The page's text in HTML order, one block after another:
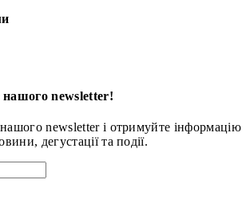
нашого newsletter!
newsletter і отримуйте інформацію
дегустації та події.